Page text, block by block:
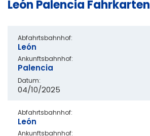
León Palencia Fahrkarten
Abfahrtsbahnhof:
León
Ankunftsbahnhof:
Palencia
Datum:
04/10/2025
Abfahrtsbahnhof:
León
Ankunftsbahnhof: